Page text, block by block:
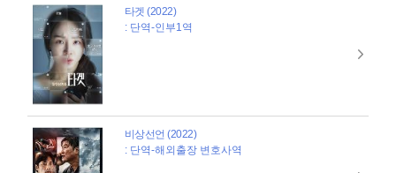
타겟 (2022)
: 단역-인부1역
비상선언 (2022)
: 단역-해외출장 변호사역